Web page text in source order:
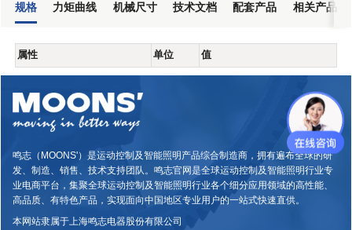
规格 力矩曲线 机械尺寸 技术文档 配套产品 相关产品
属性 单位 值
鸣志（MOONS'）是运动控制及智能照明产品综合制造商，拥有遍布全球的研
发、制造、销售、技术支持团队。鸣志官网是全球运动控制及智能照明行业专
业电商平台，集聚全球运动控制及智能照明行业各个细分应用领域的高性能、
高品质、有特色产品，实现面向中国地区专业用户的一站式快速直供。
本网站隶属于上海鸣志电器股份有限公司